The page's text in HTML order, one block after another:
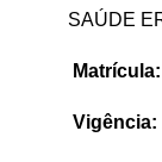
SAÚDE
Matrícula:
Vigência: